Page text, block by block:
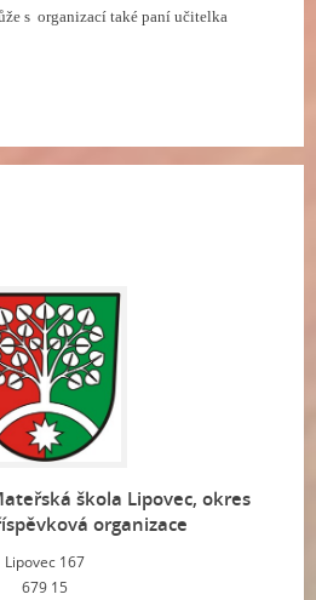
s organizací také paní učitelka
škola Lipovec, okres
organizace
Lipovec 167
679 15